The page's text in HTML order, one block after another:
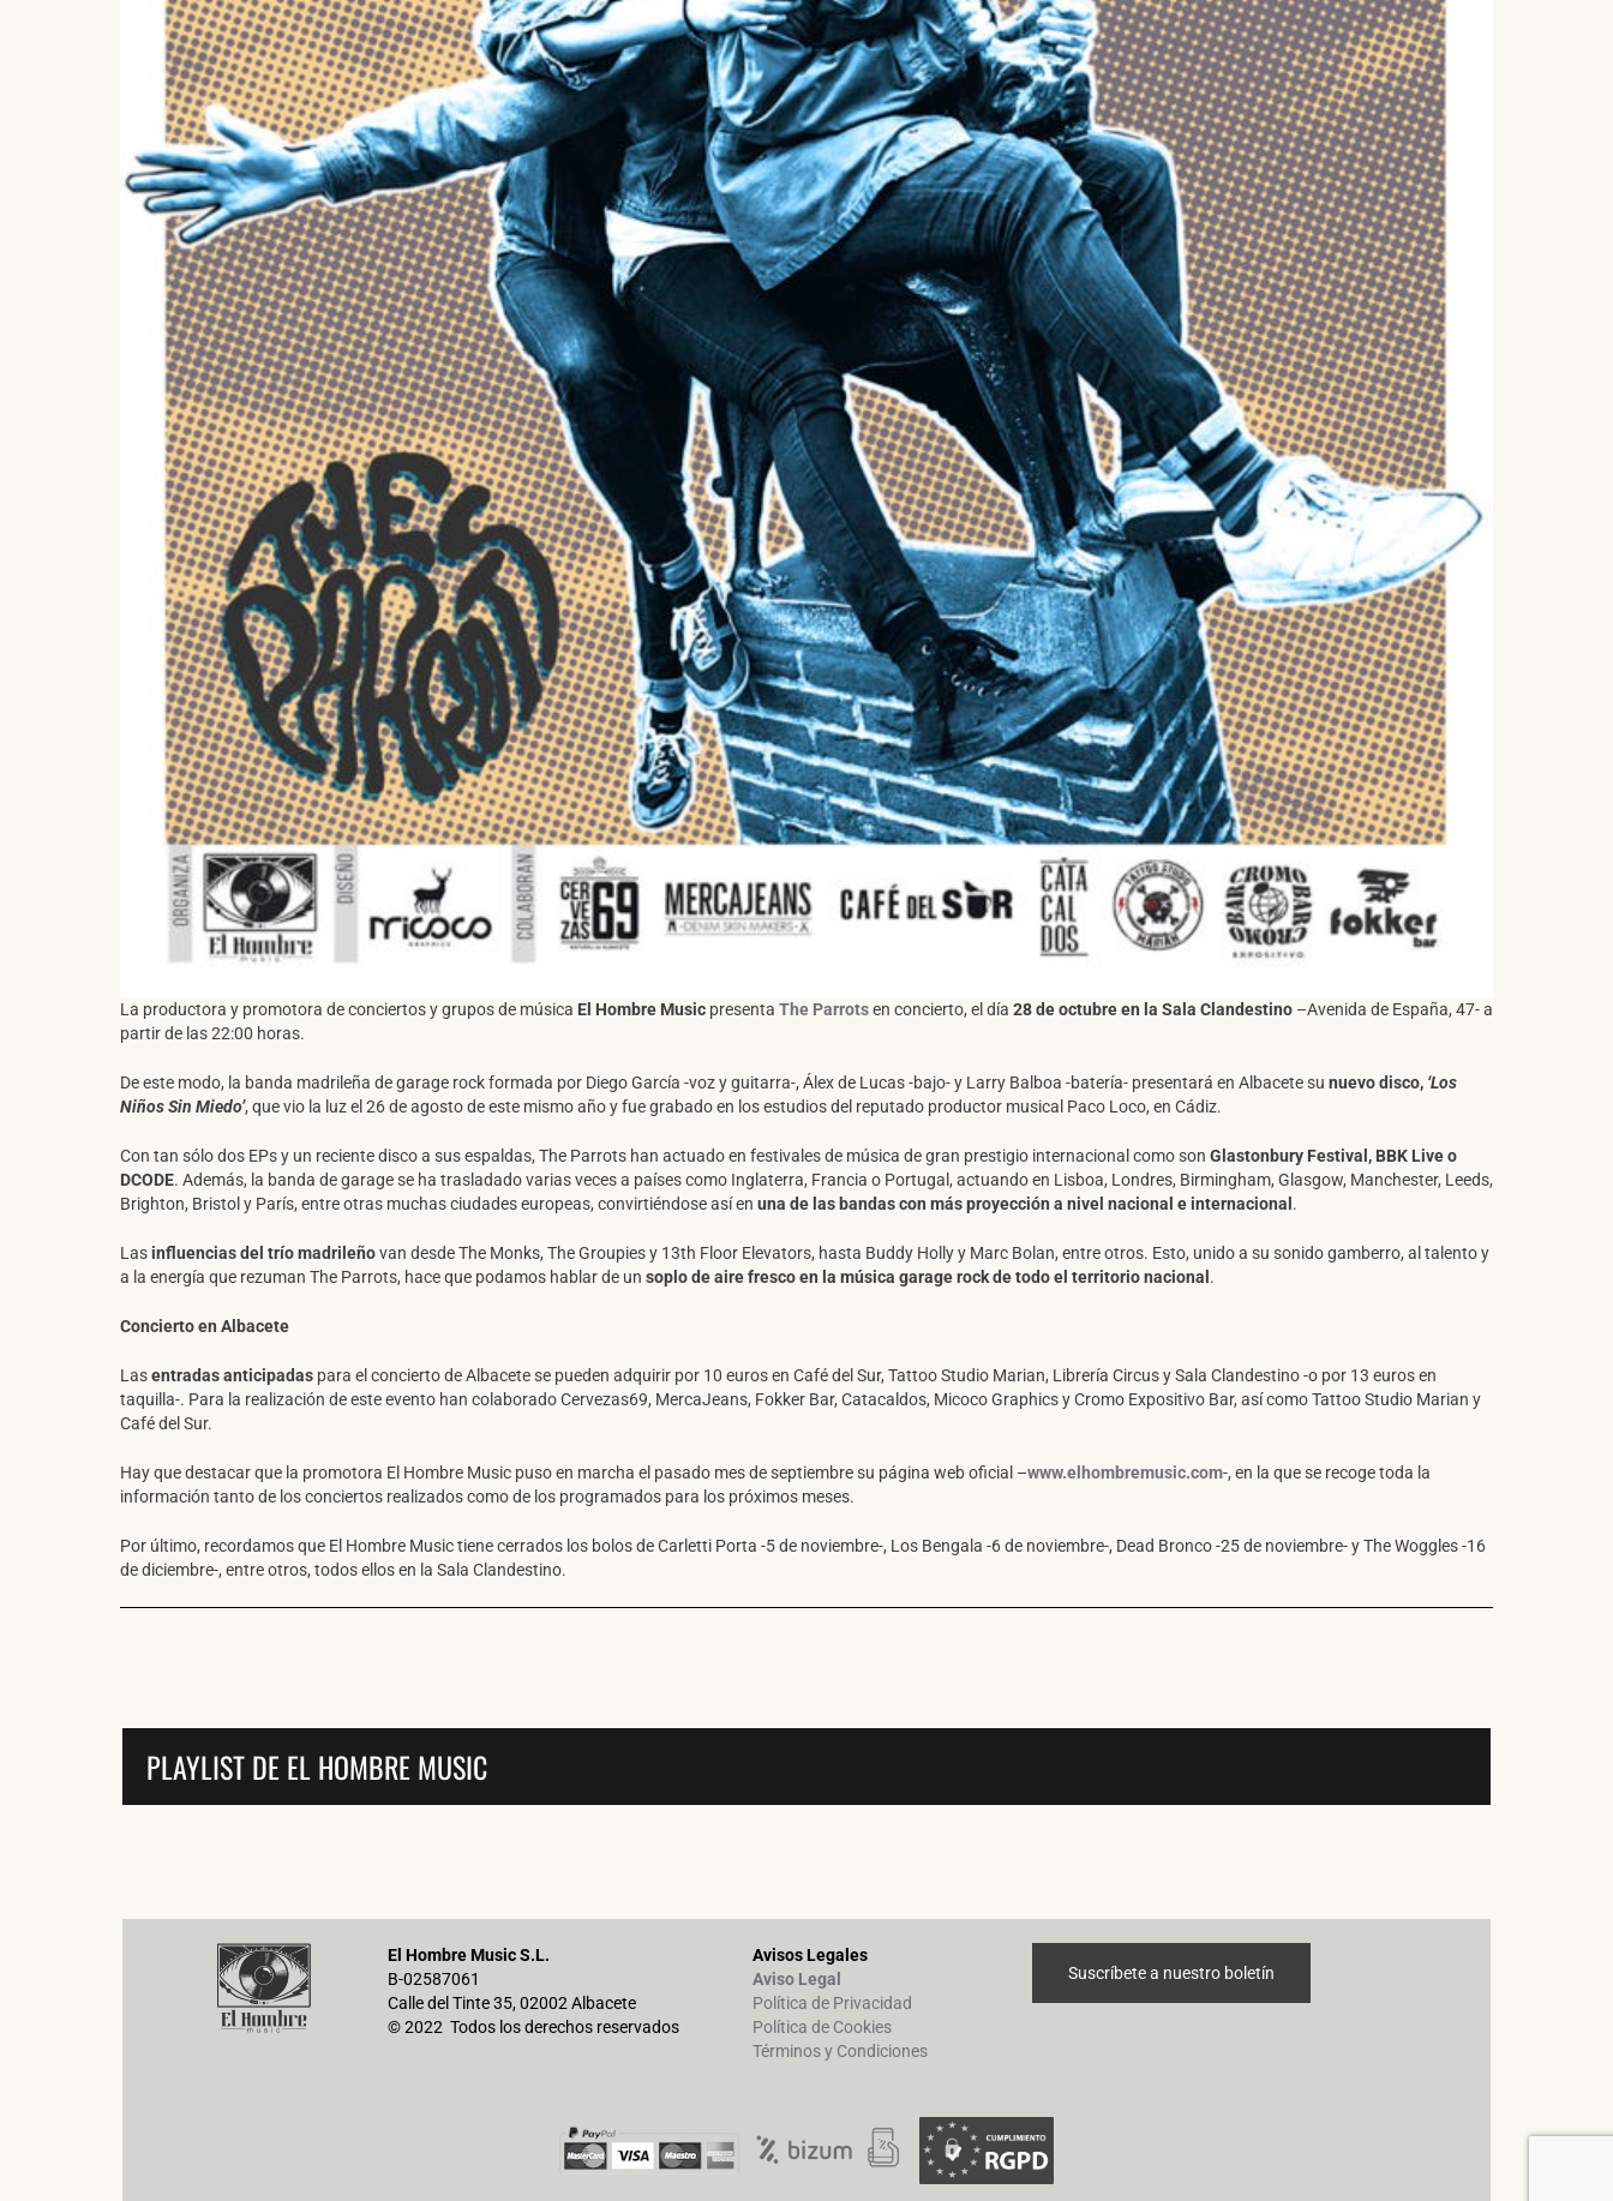
La productora y promotora de conciertos y grupos de música El Hombre Music presenta The Parrotsen concierto, el día 28 de octubre en la Sala Clandestino –Avenida de España, 47- a
partir de las 22:00 horas.
De este modo, la banda madrileña de garage rock formada por Diego García -voz y guitarra-, Álex de Lucas -bajo- y Larry Balboa -batería- presentará en Albacete su nuevo disco, ‘Los
Niños Sin Miedo’, que vio la luz el 26 de agosto de este mismo año y fue grabado en los estudios del reputado productor musical Paco Loco, en Cádiz.
Con tan sólo dos EPs y un reciente disco a sus espaldas, The Parrots han actuado en festivales de música de gran prestigio internacional como son Glastonbury Festival, BBK Live o
DCODE. Además, la banda de garage se ha trasladado varias veces a países como Inglaterra, Francia o Portugal, actuando en Lisboa, Londres, Birmingham, Glasgow, Manchester, Leeds,
Brighton, Bristol y París, entre otras muchas ciudades europeas, convirtiéndose así en una de las bandas con más proyección a nivel nacional e internacional .
Lasinfluencias del trío madrileñovan desde The Monks, The Groupies y 13th Floor Elevators, hasta Buddy Holly y Marc Bolan, entre otros. Esto, unido a su sonido gamberro, al talento y
a la energía que rezuman The Parrots, hace que podamos hablar de un soplo de aire fresco en la música garage rock de todo el territorio nacional .
Concierto en Albacete
Lasentradas anticipadas para el concierto de Albacete se pueden adquirir por 10 euros en Café del Sur, Tattoo Studio Marian, Librería Circus y Sala Clandestino -o por 13 euros en
taquilla-. Para la realización de este evento han colaborado Cervezas69, MercaJeans, Fokker Bar, Catacaldos, Micoco Graphics y Cromo Expositivo Bar, así como Tattoo Studio Marian y
Café del Sur.
Hay que destacar que la promotora El Hombre Music puso en marcha el pasado mes de septiembre su página web oficial –www.elhombremusic.com-, en la que se recoge toda la
información tanto de los conciertos realizados como de los programados para los próximos meses.
Por último, recordamos que El Hombre Music tiene cerrados los bolos de Carletti Porta -5 de noviembre-, Los Bengala -6 de noviembre-, Dead Bronco -25 de noviembre- y The Woggles -16
de diciembre-, entre otros, todos ellos en la Sala Clandestino.
PLAYLIST DE EL HOMBRE MUSIC
El Hombre Music S.L.
B-02587061
Calle del Tinte 35, 02002 Albacete
© 2022 Todos los derechos reservados
Avisos Legales
Aviso Legal
Política de Privacidad
Política de Cookies
Términos y Condiciones
Suscríbete a nuestro boletín
SUSCRÍBETE A NUESTRO BOLETÍN
He leído y acepto la Política de Privacidad y laNota Legal
DARME DE ALTA